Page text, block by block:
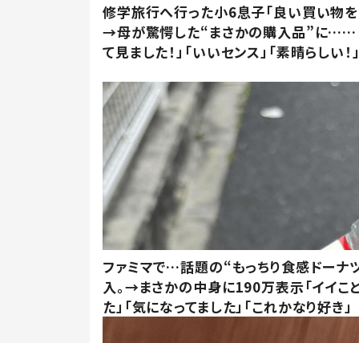
修学旅行へ行った小6息子「良い買い物を
→母が驚愕した“まさかの購入品”に……
て見ました！」「いいセンス」「素晴らしい！
ファミマで…話題の“もっちり食感ドーナ
入。→まさかの中身に190万表示「イイこ
た」「気になってました」「これかなり好き」